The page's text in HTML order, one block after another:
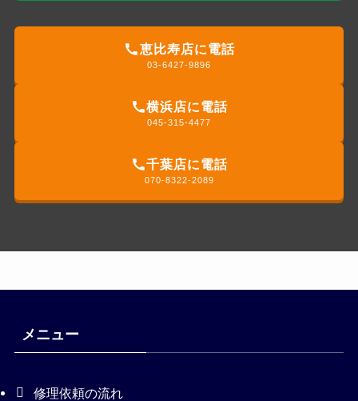
恵比寿店に電話
03-6427-9896
横浜店に電話
045-315-4477
千葉店に電話
070-8322-2089
メニュー
修理依頼の流れ